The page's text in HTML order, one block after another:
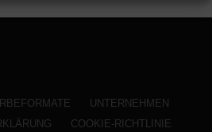
UNTERNEHMEN
COOKIE-RICHTLINIE